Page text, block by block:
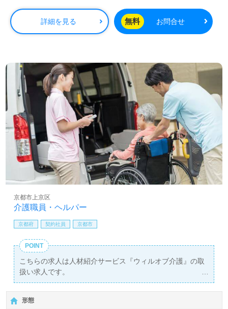
詳細を見る 無料 お問合せ
介護職員・ヘルパー
京都市上京区
京都府 契約社員 京都市
POINT
こちらの求人は人材紹介サービス『ウィルオブ介護』の取
扱い求人です。
詳細に関してお気軽にご相談ください♪
【無料】で皆さんの転職活動をサポートいたします。
形態